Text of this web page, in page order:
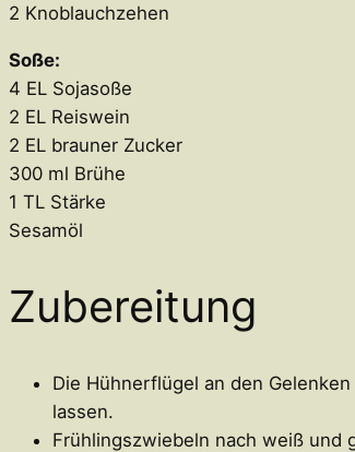
2 Knoblauchzehen
Soße:
4 EL Sojasoße
2 EL Reiswein
2 EL brauner Zucker
300 ml Brühe
1 TL Stärke
Sesamöl
Zubereitung
Die Hühnerflügel an den
lassen.
Frühlingszwiebeln nach weiß und